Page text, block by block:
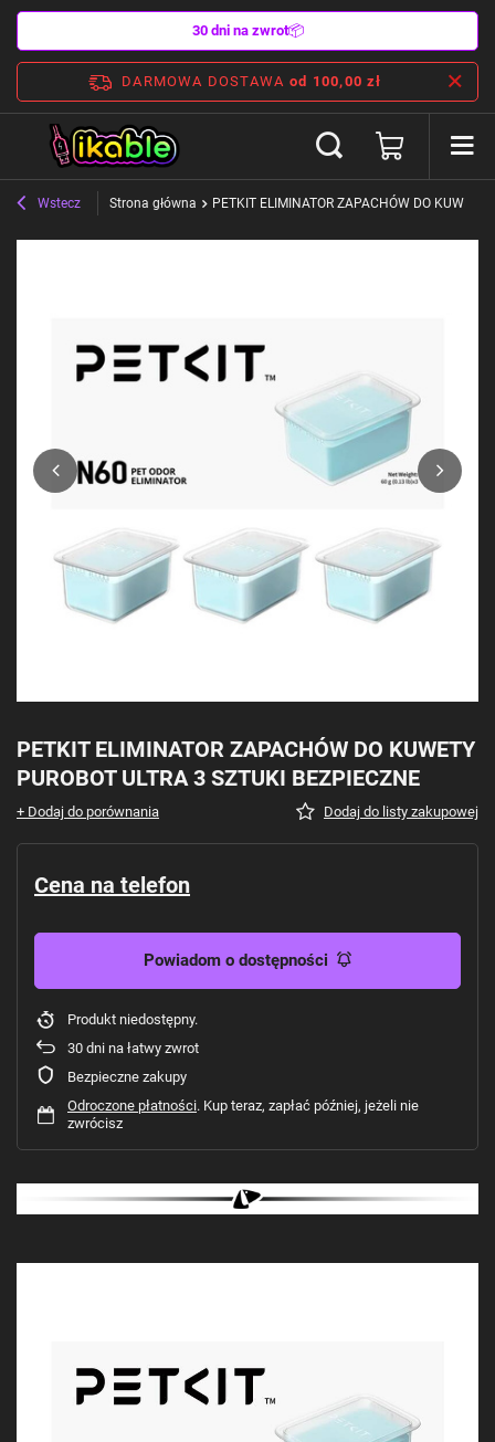
30 dni na zwrot📦
DARMOWA DOSTAWA od 100,00 zł
Wstecz Strona główna PETKIT ELIMINATOR ZAPACHÓW DO KUWETY
PETKIT ELIMINATOR ZAPACHÓW DO KUWETY
PUROBOT ULTRA 3 SZTUKI BEZPIECZNE
+ Dodaj do porównania Dodaj do listy zakupowej
Cena na telefon
Powiadom o dostępności
Produkt niedostępny
30 dni na łatwy zwrot
Bezpieczne zakupy
Odroczone płatności. Kup teraz, zapłać później, jeżeli nie
zwrócisz